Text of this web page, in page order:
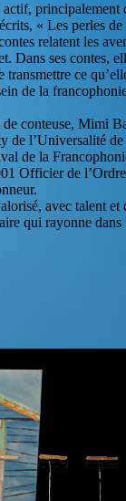
principalement
« Les perles
relatent les
Dans ses contes,
ce
de la
conteuse, Mimi
de l’Universalité
de la
Officier de
avec talent et
qui rayonne